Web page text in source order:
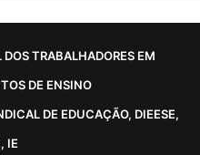
TRABALHADORES EM
DE ENSINO
DE EDUCAÇÃO, DIEESE,
IE